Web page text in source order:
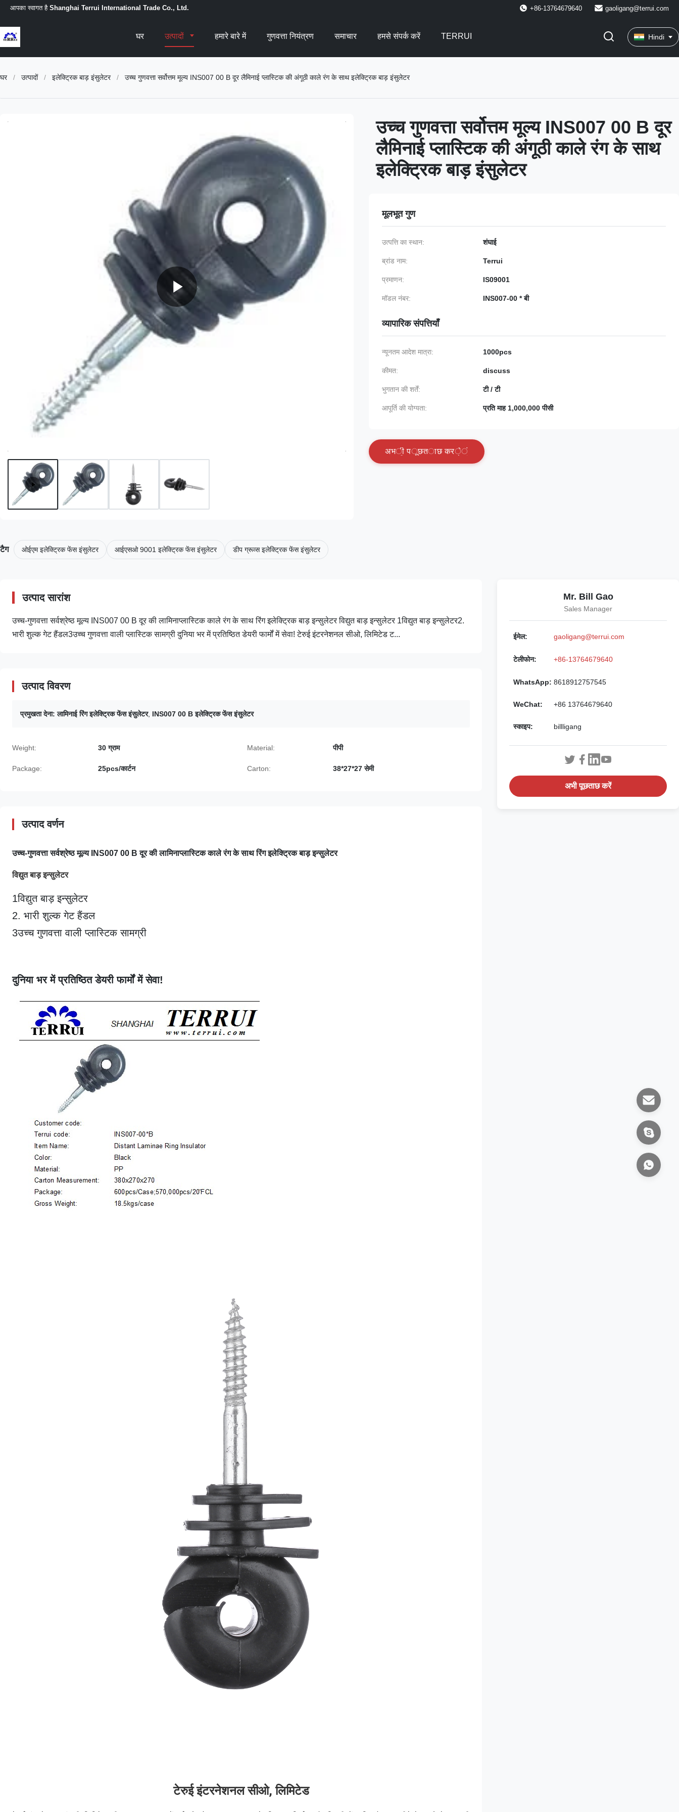
आपका स्वागत है Shanghai Terrui International Trade Co., Ltd. +86-13764679640 gaoligang@terrui.com
घर उत्पादों हमारे बारे में गुणवत्ता नियंत्रण समाचार हमसे संपर्क करें TERRUI Hindi
घर / उत्पादों / इलेक्ट्रिक बाड़ इंसुलेटर / उच्च गुणवत्ता सर्वोत्तम मूल्य INS007 00 B दूर लैमिनाई प्लास्टिक की अंगूठी काले रंग के साथ इलेक्ट्रिक बाड़ इंसुलेटर
उच्च गुणवत्ता सर्वोत्तम मूल्य INS007 00 B दूर
लैमिनाई प्लास्टिक की अंगूठी काले रंग के साथ
इलेक्ट्रिक बाड़ इंसुलेटर
मूलभूत गुण
उत्पत्ति का स्थान: शंघाई
ब्रांड नाम: Terrui
प्रमाणन: IS09001
मॉडल नंबर: INS007-00 * बी
व्यापारिक संपत्तियाँ
न्यूनतम आदेश मात्रा: 1000pcs
कीमत: discuss
भुगतान की शर्तें: टी / टी
आपूर्ति की योग्यता: प्रति माह 1,000,000 पीसी
अभी पूछताछ करें
टैग ओईएम इलेक्ट्रिक फेंस इंसुलेटर आईएसओ 9001 इलेक्ट्रिक फेंस इंसुलेटर डीप ग्रूव्स इलेक्ट्रिक फेंस इंसुलेटर
उत्पाद सारांश
उच्च-गुणवत्ता सर्वश्रेष्ठ मूल्य INS007 00 B दूर की लामिनाप्लास्टिक काले रंग के साथ रिंग इलेक्ट्रिक बाड़ इन्सुलेटर विद्युत बाड़ इन्सुलेटर 1विद्युत बाड़ इन्सुलेटर2.
भारी शुल्क गेट हैंडल3उच्च गुणवत्ता वाली प्लास्टिक सामग्री दुनिया भर में प्रतिष्ठित डेयरी फार्मों में सेवा! टेरुई इंटरनेशनल सीओ, लिमिटेड ट...
उत्पाद विवरण
प्रमुखता देना: लामिनाई रिंग इलेक्ट्रिक फेंस इंसुलेटर, INS007 00 B इलेक्ट्रिक फेंस इंसुलेटर
Weight: 30 ग्राम Material: पीपी
Package: 25pcs/कार्टन Carton: 38*27*27 सेमी
उत्पाद वर्णन
उच्च-गुणवत्ता सर्वश्रेष्ठ मूल्य INS007 00 B दूर की लामिनाप्लास्टिक काले रंग के साथ रिंग इलेक्ट्रिक बाड़ इन्सुलेटर
विद्युत बाड़ इन्सुलेटर
1विद्युत बाड़ इन्सुलेटर
2. भारी शुल्क गेट हैंडल
3उच्च गुणवत्ता वाली प्लास्टिक सामग्री
दुनिया भर में प्रतिष्ठित डेयरी फार्मों में सेवा!
टेरुई इंटरनेशनल सीओ, लिमिटेड
Mr. Bill Gao
Sales Manager
ईमेल: gaoligang@terrui.com
टेलीफोन: +86-13764679640
WhatsApp: 8618912757545
WeChat: +86 13764679640
स्काइप: billligang
अभी पूछताछ करें